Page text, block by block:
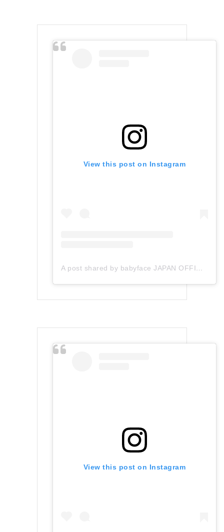
View this post on Instagram
A post shared by babyface JAPAN OFFICIAL (@babyface_japan)
View this post on Instagram